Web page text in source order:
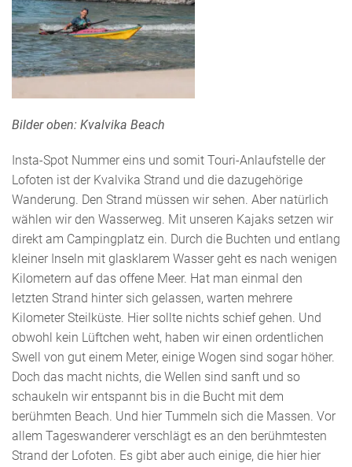
Bilder oben: Kvalvika Beach
Insta-Spot Nummer eins und somit Touri-Anlaufstelle der
Lofoten ist der Kvalvika Strand und die dazugehörige
Wanderung. Den Strand müssen wir sehen. Aber natürlich
wählen wir den Wasserweg. Mit unseren Kajaks setzen wir
direkt am Campingplatz ein. Durch die Buchten und entlang
kleiner Inseln mit glasklarem Wasser geht es nach wenigen
Kilometern auf das offene Meer. Hat man einmal den
letzten Strand hinter sich gelassen, warten mehrere
Kilometer Steilküste. Hier sollte nichts schief gehen. Und
obwohl kein Lüftchen weht, haben wir einen ordentlichen
Swell von gut einem Meter, einige Wogen sind sogar höher.
Doch das macht nichts, die Wellen sind sanft und so
schaukeln wir entspannt bis in die Bucht mit dem
berühmten Beach. Und hier Tummeln sich die Massen. Vor
allem Tageswanderer verschlägt es an den berühmtesten
Strand der Lofoten. Es gibt aber auch einige, die hier hier